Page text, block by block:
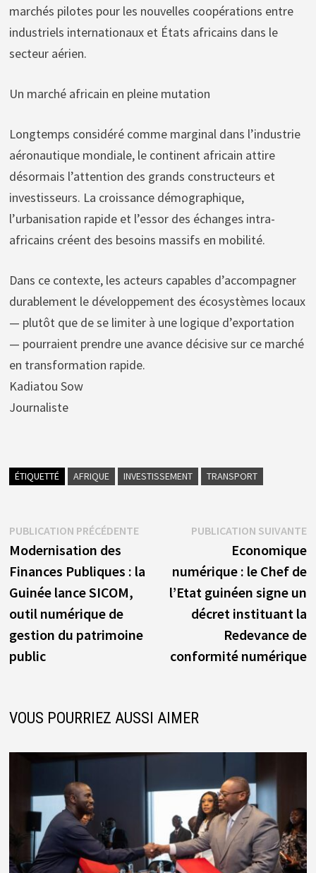
marchés pilotes pour les nouvelles coopérations entre
industriels internationaux et États africains dans le
secteur aérien.
Un marché africain en pleine mutation
Longtemps considéré comme marginal dans l’industrie
aéronautique mondiale, le continent africain attire
désormais l’attention des grands constructeurs et
investisseurs. La croissance démographique,
l’urbanisation rapide et l’essor des échanges intra-
africains créent des besoins massifs en mobilité.
Dans ce contexte, les acteurs capables d’accompagner
durablement le développement des écosystèmes locaux
— plutôt que de se limiter à une logique d’exportation
— pourraient prendre une avance décisive sur ce marché
en transformation rapide.
Kadiatou Sow
Journaliste
ÉTIQUETTÉ AFRIQUE INVESTISSEMENT TRANSPORT
Navigation
de
l’article
PUBLICATION PRÉCÉDENTEPublication
Modernisation des
Finances Publiques : la
Guinée lance SICOM,
outil numérique de
gestion du patrimoine
public
PUBLICATION SUIVANTE
Economique
numérique : le Chef de
l’Etat guinéen signe un
décret instituant la
Redevance de
conformité numérique
VOUS POURRIEZ AUSSI AIMER